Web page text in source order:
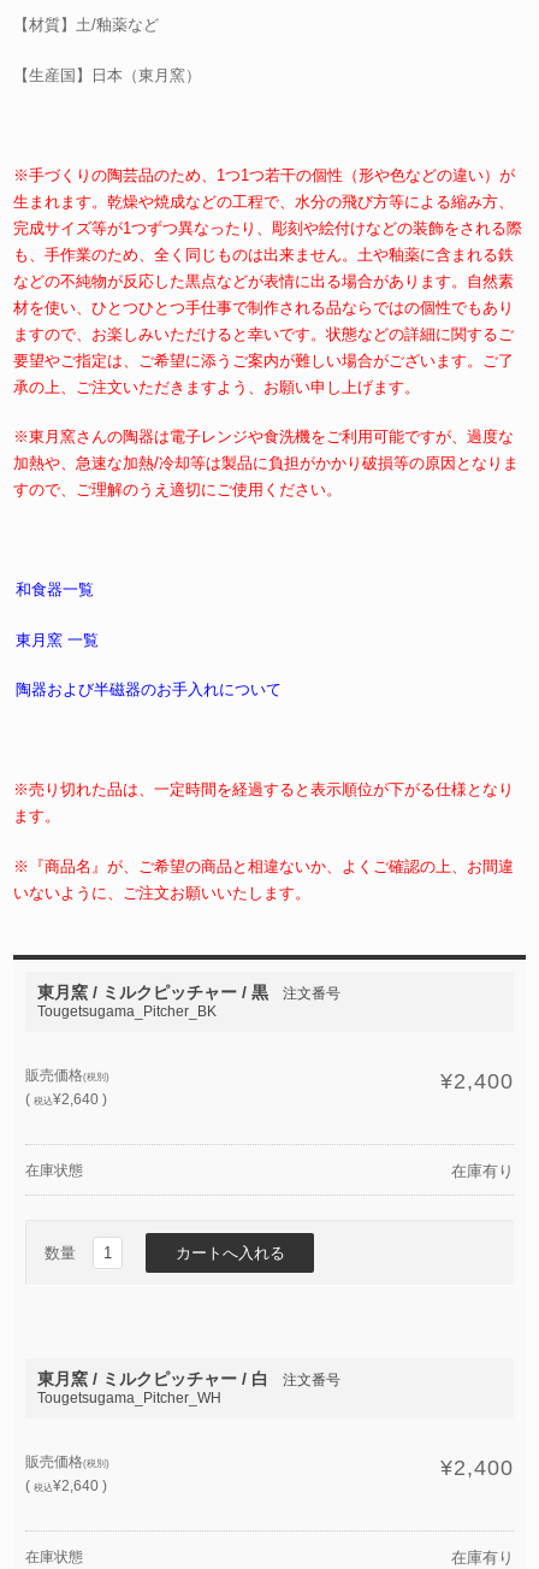
【材質】土/釉薬など
【生産国】日本（東月窯）
※手づくりの陶芸品のため、1つ1つ若干の個性（形や色などの違い）が
生まれます。乾燥や焼成などの工程で、水分の飛び方等による縮み方、
完成サイズ等が1つずつ異なったり、彫刻や絵付けなどの装飾をされる際
も、手作業のため、全く同じものは出来ません。土や釉薬に含まれる鉄
などの不純物が反応した黒点などが表情に出る場合があります。自然素
材を使い、ひとつひとつ手仕事で制作される品ならではの個性でもあり
ますので、お楽しみいただけると幸いです。状態などの詳細に関するご
要望やご指定は、ご希望に添うご案内が難しい場合がございます。ご了
承の上、ご注文いただきますよう、お願い申し上げます。
※東月窯さんの陶器は電子レンジや食洗機をご利用可能ですが、過度な
加熱や、急速な加熱/冷却等は製品に負担がかかり破損等の原因となりま
すので、ご理解のうえ適切にご使用ください。
和食器一覧
東月窯 一覧
陶器および半磁器のお手入れについて
※売り切れた品は、一定時間を経過すると表示順位が下がる仕様となり
ます。
※『商品名』が、ご希望の商品と相違ないか、よくご確認の上、お間違
いないように、ご注文お願いいたします。
東月窯 / ミルクピッチャー / 黒
注文番号
Tougetsugama_Pitcher_BK
販売価格(税別)
(税込¥2,640 )
¥2,400
在庫状態 在庫有り
数量
東月窯 / ミルクピッチャー / 白
注文番号
Tougetsugama_Pitcher_WH
販売価格(税別)
(税込¥2,640 )
¥2,400
在庫状態 在庫有り